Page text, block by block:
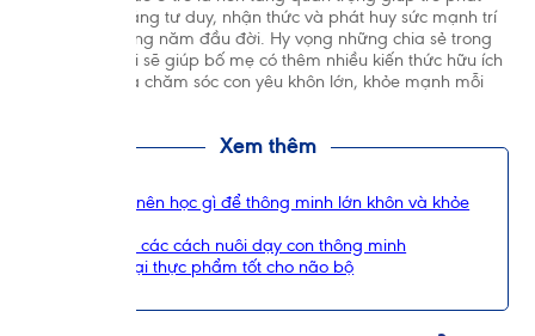
triển tốt khả năng tư duy, nhận thức và phát huy sức mạnh trí
não trong những năm đầu đời. Hy vọng những chia sẻ trong
bài viết vừa rồi sẽ giúp bố mẹ có thêm nhiều kiến thức hữu ích
để nuôi dạy và chăm sóc con yêu khôn lớn, khỏe mạnh mỗi
Xem thêm
Trẻ 3 tuổi nên học gì để thông minh lớn khôn và khỏe
Tổng hợp các cách nuôi dạy con thông minh
Những loại thực phẩm tốt cho não bộ